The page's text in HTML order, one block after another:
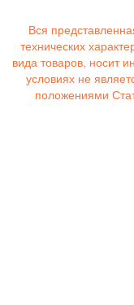
Вся
технических
вида товаров, носит
условиях не
положениями